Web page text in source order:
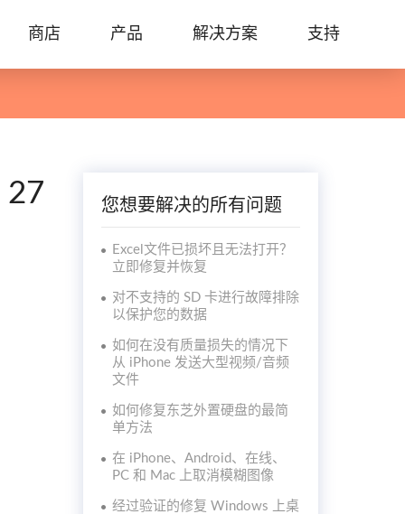
商店 产品 解决方案 支持
27 您想要解决的所有问题
Excel文件已损坏且无法打开？
立即修复并恢复
对不支持的 SD 卡进行故障排除
以保护您的数据
如何在没有质量损失的情况下
从 iPhone 发送大型视频/音频
文件
如何修复东芝外置硬盘的最简
单方法
在 iPhone、Android、在线、
PC 和 Mac 上取消模糊图像
经过验证的修复 Windows 上桌